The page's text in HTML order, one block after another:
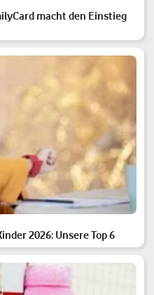
macht den Einstieg
2026: Unsere Top 6